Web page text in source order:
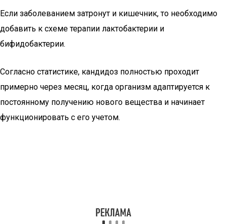
Если заболеванием затронут и кишечник, то необходимо
добавить к схеме терапии лактобактерии и
бифидобактерии.
Согласно статистике, кандидоз полностью проходит
примерно через месяц, когда организм адаптируется к
постоянному получению нового вещества и начинает
функционировать с его учетом.